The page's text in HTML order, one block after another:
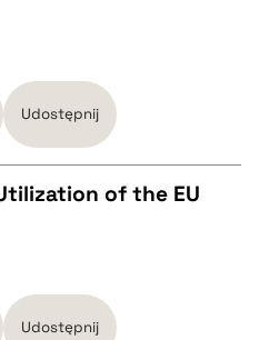
Udostępnij
of the EU
Udostępnij